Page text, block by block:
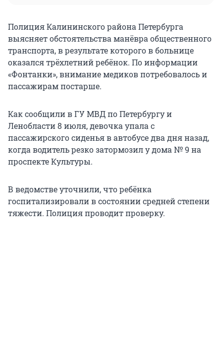
Полиция Калининского района Петербурга
выясняет обстоятельства манёвра общественного
транспорта, в результате которого в больнице
оказался трёхлетний ребёнок. По информации
«Фонтанки», внимание медиков потребовалось и
пассажирам постарше.
Как сообщили в ГУ МВД по Петербургу и
Ленобласти 8 июля, девочка упала с
пассажирского сиденья в автобусе два дня назад,
когда водитель резко затормозил у дома № 9 на
проспекте Культуры.
В ведомстве уточнили, что ребёнка
госпитализировали в состоянии средней степени
тяжести. Полиция проводит проверку.